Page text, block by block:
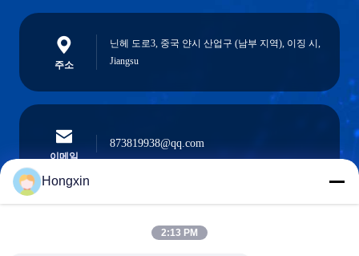
주소
닌헤 도로3, 중국 얀시 산업구 (남부 지역), 이징 시,
Jiangsu
이메일
873819938@qq.com
0086-510-13601538657
Hongxin
2:13 PM